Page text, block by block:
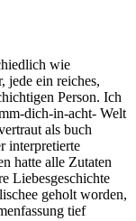
wie
jede ein reiches,
Person. Ich
dich-in-acht- Welt
als buch
interpretierte
hatte alle Zutaten
Liebesgeschichte
geholt worden,
tief